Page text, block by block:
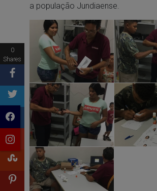
a população Jundiaense.
0
Shares